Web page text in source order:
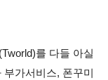
를 다들 아실
가서비스, 폰꾸미